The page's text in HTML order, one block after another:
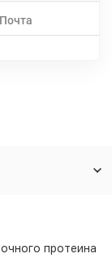
Почта
протеина